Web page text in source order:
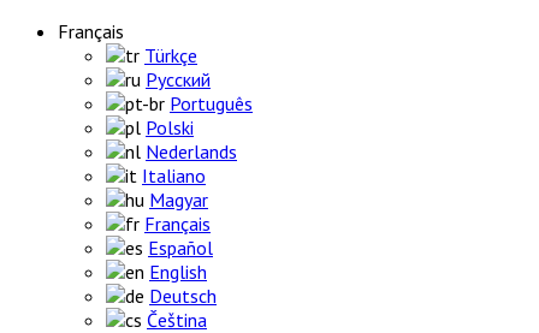
Français
Türkçe
Русский
Português
Polski
Nederlands
Italiano
Magyar
Français
Español
English
Deutsch
Čeština